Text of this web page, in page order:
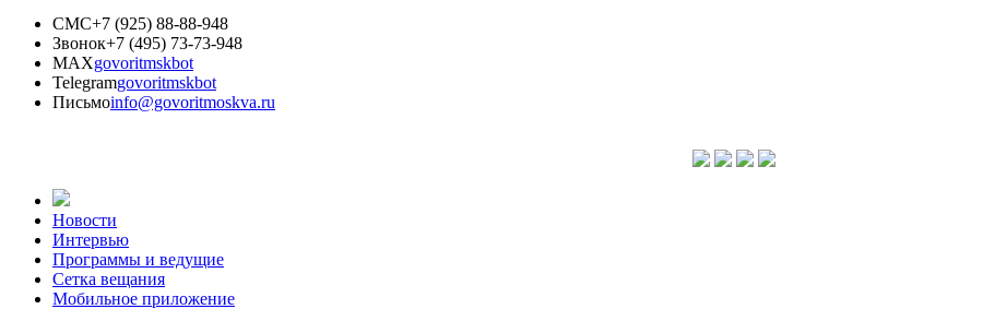
СМС+7 (925) 88-88-948
Звонок+7 (495) 73-73-948
MAXgovoritmskbot
Telegramgovoritmskbot
Письмоinfo@govoritmoskva.ru
Новости
Интервью
Программы и ведущие
Сетка вещания
Мобильное приложение